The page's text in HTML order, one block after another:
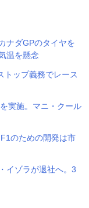
ナダGPのタイヤを
温を懸念
トップ義務でレース
実施。マニ・クール
のための開発は市
イゾラが退社へ。3